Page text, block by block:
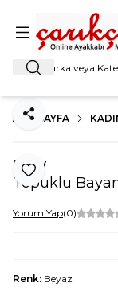
Ara
ANA SAYFA
Favoriye Ekle
Paylaş
Beety
Topuklu
Yorum Yap(0)
Renk: Beyaz